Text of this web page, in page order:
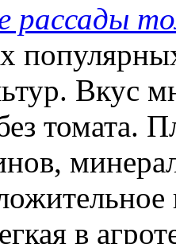
рассады
Вкус
томата.
в